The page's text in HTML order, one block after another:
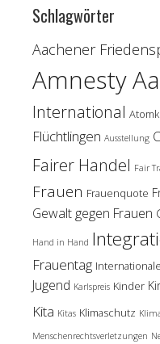
Schlagwörter
Aachener
Amnesty
International
Flüchtlingen Ausstellung
Fairer Handel Fair
Frauen Frauenquote
Gewalt gegen Frauen
Hand in Hand
Frauentag
Jugend Karlspreis Kinder
Kita Kitas Klimaschutz
Menschenrechtsverletzungen